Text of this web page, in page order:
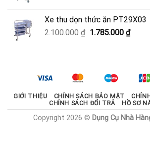
2.000.000 ₫.là:
Xe thu dọn thức ăn PT29X03
2.100.000₫ Giá
1.785.000 ₫Giá
GIỚI THIỆU CHÍNH SÁCH BẢO MẬT
CHÍNH SÁCH ĐỔI TRẢ
HỒ SƠ
Copyright 2026 © Dụng Cụ Nhà